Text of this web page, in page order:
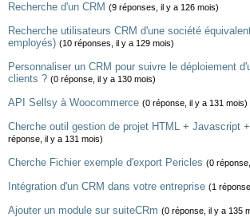
Recherche d'un CRM (9 réponses, il y a 126 mois)
Recherche utilisateurs CRM d'une société
employés) (10 réponses, il y a 129 mois)
Personnaliser un CRM pour suivre le déploiement
clients ? (0 réponse, il y a 130 mois)
API Sellsy à Woocommerce (0 réponse, il y a 131 mois)
Cherche outil gestion de projet HTML + Javascript
réponse, il y a 131 mois)
Cherche Fichier exemple d'export Pericles (0
Intégration d'un CRM dans votre entreprise (1
Ajouter un module sur suiteCRm (0 réponse, il y a 135